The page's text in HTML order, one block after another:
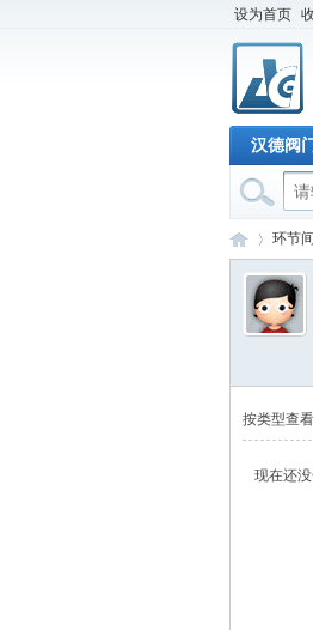
设为首页
汉德阀
›
环节间
按类型查
现在还